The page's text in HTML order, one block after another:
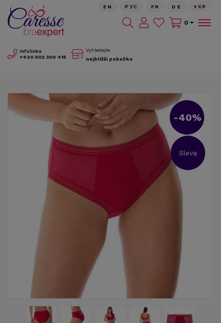
Infolinka
+420 602 300 415
Vyhledejte
nejbližší pobočku
EN РУС FR DE YКР
0
-40%
Sleva